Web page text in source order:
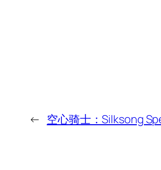
← 空心骑士：Silksong